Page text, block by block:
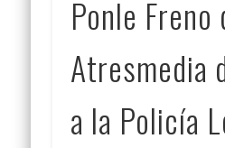
Ponle Freno
Atresmedia
a la Policía